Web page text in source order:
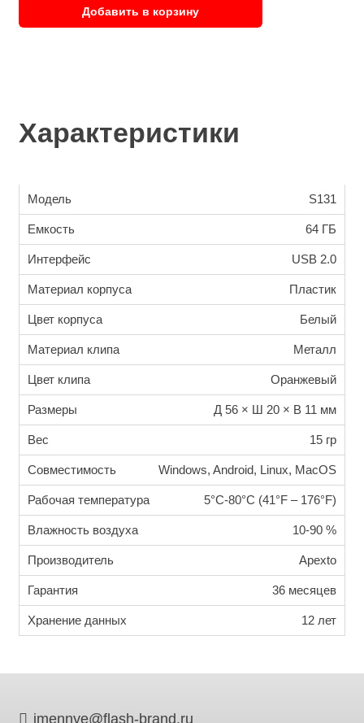
Добавить в корзину
Характеристики
Модель S131
Емкость 64 ГБ
Интерфейс USB 2.0
Материал корпуса Пластик
Цвет корпуса Белый
Материал клипа Металл
Цвет клипа Оранжевый
Размеры Д 56 × Ш 20 × В 11 мм
Вес 15 гр
Совместимость Windows, Android, Linux, MacOS
Рабочая температура 5°C-80°C (41°F – 176°F)
Влажность воздуха 10-90 %
Производитель Apexto
Гарантия 36 месяцев
Хранение данных 12 лет
imennye@flash-brand.ru